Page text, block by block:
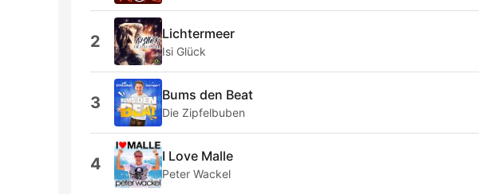
2 Lichtermeer
Isi Glück
3 Bums den Beat
Die Zipfelbuben
4 I Love Malle
Peter Wackel